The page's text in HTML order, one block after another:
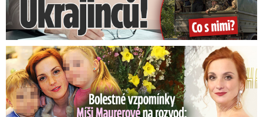
znaleckého posudku. A bohužel na to žádným
způsobem nezareagoval zákon,“řekl ministr.
Náklady na novinky budou podle něj
představovat „několik málo set milionů, což
není málo peněz, ale když to porovnáme se
Bolestné vzpomínky Míši Maurerové: Prohrála boj o dvojčata!